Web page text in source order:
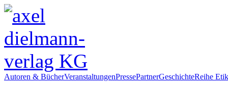
Autoren & BücherVeranstaltungenPressePartnerGeschichteReihe